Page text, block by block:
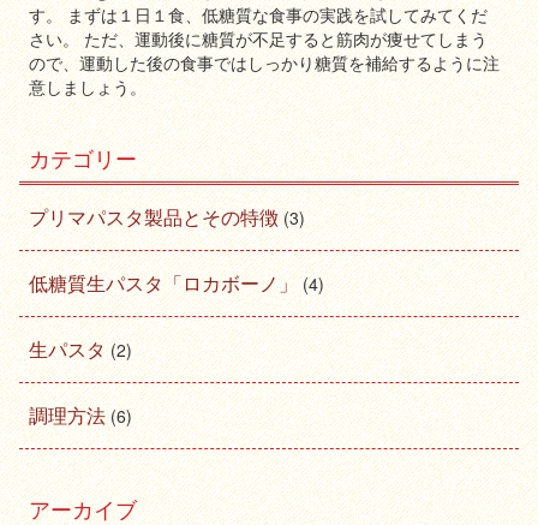
す。 まずは１日１食、低糖質な食事の実践を試してみてくだ
さい。 ただ、運動後に糖質が不足すると筋肉が痩せてしまう
ので、運動した後の食事ではしっかり糖質を補給するように注
意しましょう。
カテゴリー
プリマパスタ製品とその特徴(3)
低糖質生パスタ「ロカボーノ」(4)
生パスタ(2)
調理方法(6)
アーカイブ